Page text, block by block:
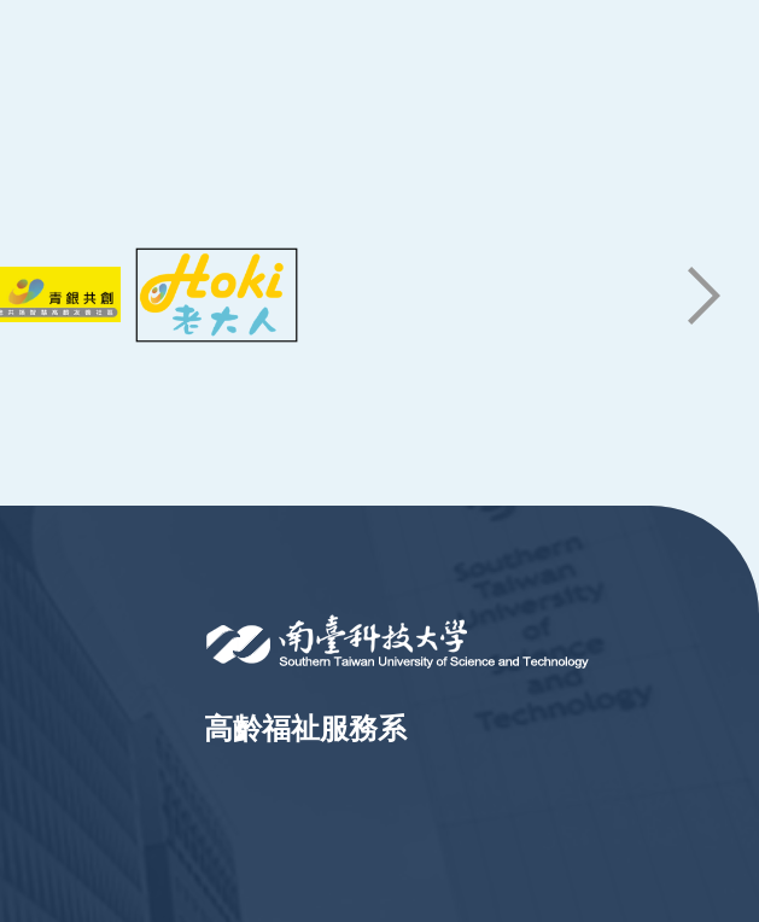
高齡福祉服務系